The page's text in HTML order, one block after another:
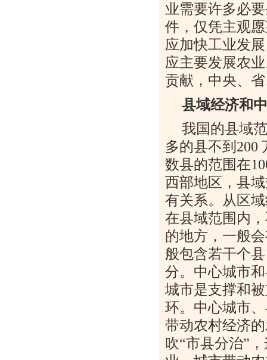
业需要许多必
件，仅凭主观
应加快工业发
应主要发展农
贡献，中央、
县域经济和
我国的县域
多的县不到 200
数县的范围在
西部地区，县
有关系。从区
在县域范围内
的地方，一般
般包含若干个
分。中心城市
城市是支撑和
环。中心城市
带动农村经济
吹“市县分治”